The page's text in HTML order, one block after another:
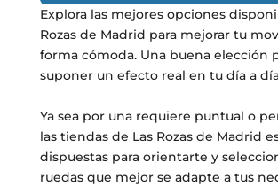
Explora las mejores opciones
Rozas de Madrid para mejorar tu
forma cómoda. Una buena elección
suponer un efecto real en tu día a
Ya sea por una requiere puntual o
las tiendas de Las Rozas de Madrid
dispuestas para orientarte y
ruedas que mejor se adapte a tus